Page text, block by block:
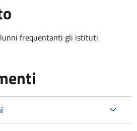
frequentanti gli istituti